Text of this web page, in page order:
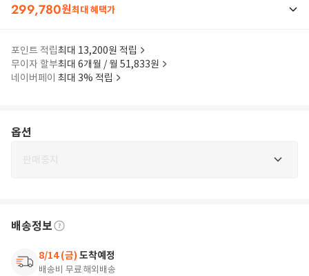
299,780원최대 혜택가
포인트 적립최대 13,200원 적립
무이자 할부최대 6개월 / 월 51,833원
네이버페이 최대 3% 적립
옵션
판매중지
배송정보
8/14 (금) 도착예정
배송비 무료해외배송